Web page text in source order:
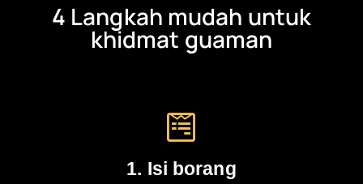
4 Langkah mudah untuk
khidmat guaman
1. Isi borang